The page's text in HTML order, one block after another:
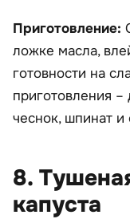
Приготовление:
ложке масла,
готовности на
приготовления
чеснок, шпинат и
8.
капуста